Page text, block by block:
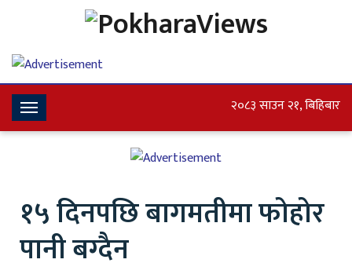
Toggle
Navigation
२०८३ साउन २१, बिहिबार
१५ दिनपछि बागमतीमा फोहोर
पानी बग्दैन